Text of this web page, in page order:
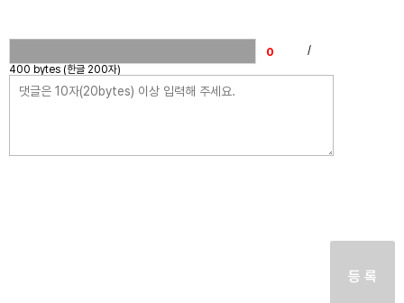
/
400 bytes (한글 200자)
등 록